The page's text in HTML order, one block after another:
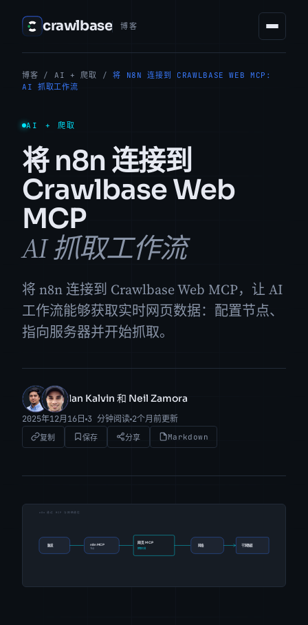
crawlbase 博客
博客 / AI + 爬取 /
将 N8N 连接到 CRAWLBASE WEB MCP:
AI 抓取工作流
AI + 爬取
将 n8n 连接到
Crawlbase Web
MCP
AI 抓取工作流
将 n8n 连接到 Crawlbase Web MCP，让 AI
工作流能够获取实时网页数据：配置节点、
指向服务器并开始抓取。
IK NZ Ian Kalvin 和 Neil Zamora
2025年12月16日 3 分钟阅读 2个月前更新
复制 保存 分享 Markdown